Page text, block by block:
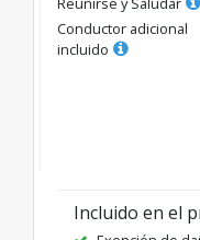
Conductor adicional
incluido
Incluido en el